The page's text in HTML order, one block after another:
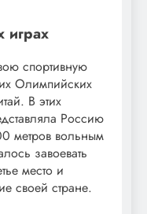
играх
спортивную
Олимпийских
В этих
Россию
метров вольным
завоевать
место и
своей стране.